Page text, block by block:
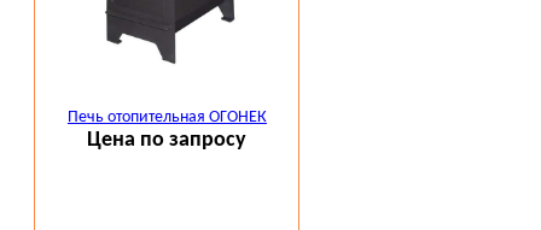
Печь отопительная ОГОНЕК
Цена по запросу